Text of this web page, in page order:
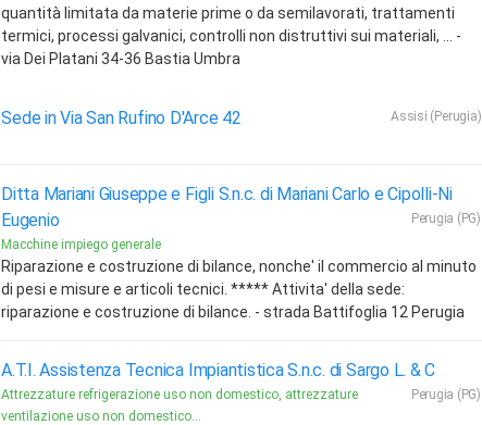
quantità limitata da materie prime o da semilavorati, trattamenti
termici, processi galvanici, controlli non distruttivi sui materiali, ... -
via Dei Platani 34-36 Bastia Umbra
Sede in Via San Rufino D'Arce 42 Assisi (Perugia)
Ditta Mariani Giuseppe e Figli S.n.c. di Mariani Carlo e Cipolli-Ni
Eugenio
Perugia (PG)
Macchine impiego generale
Riparazione e costruzione di bilance, nonche' il commercio al minuto
di pesi e misure e articoli tecnici. ***** Attivita' della sede:
riparazione e costruzione di bilance. - strada Battifoglia 12 Perugia
A.T.I. Assistenza Tecnica Impiantistica S.n.c. di Sargo L. & C
Perugia (PG)
Attrezzature refrigerazione uso non domestico, attrezzature
ventilazione uso non domestico...